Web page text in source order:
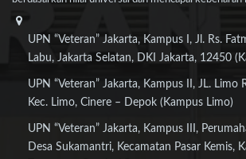
UPN “Veteran” Jakarta, Kampus I, Jl. Rs.
Labu, Jakarta Selatan, DKI Jakarta, 12450
UPN “Veteran” Jakarta, Kampus II, JL. Limo
Kec. Limo, Cinere – Depok (Kampus Limo)
UPN “Veteran” Jakarta, Kampus III,
Desa Sukamantri, Kecamatan Pasar Kemis,